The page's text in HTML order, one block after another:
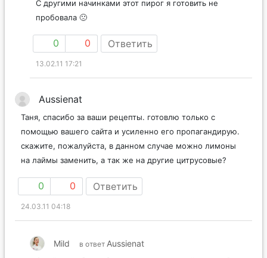
С другими начинками этот пирог я готовить не
пробовала 🙁
0 0 Ответить
13.02.11 17:21
Aussienat
Таня, спасибо за ваши рецепты. готовлю только с
помощью вашего сайта и усиленно его пропагандирую.
скажите, пожалуйста, в данном случае можно лимоны
на лаймы заменить, а так же на другие цитрусовые?
0 0 Ответить
24.03.11 04:18
Mild в ответ Aussienat